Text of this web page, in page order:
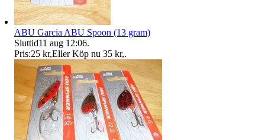
ABU Garcia ABU Spoon (13 gram)
Sluttid11 aug 12:06.
Pris:25 kr,Eller Köp nu 35 kr,.